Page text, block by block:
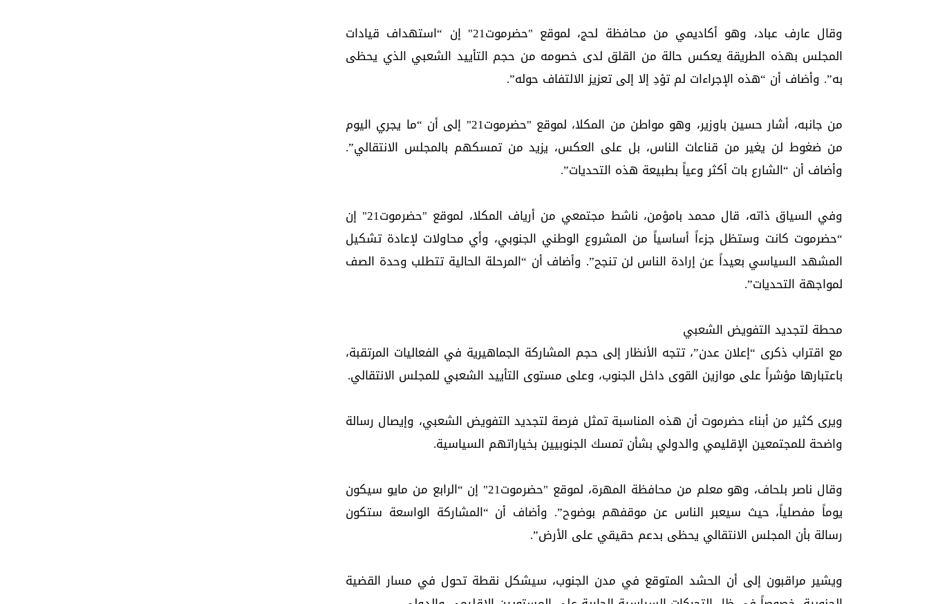
وقال عارف عباد، وهو أكاديمي من محافظة لحج، لموقع "حضرموت21" إن “استهداف قيادات
المجلس بهذه الطريقة يعكس حالة من القلق لدى خصومه من حجم التأييد الشعبي الذي يحظى
به”. وأضاف أن “هذه الإجراءات لم تؤدِ إلا إلى تعزيز الالتفاف حوله”.
من جانبه، أشار حسين باوزير، وهو مواطن من المكلا، لموقع "حضرموت21" إلى أن “ما يجري اليوم
من ضغوط لن يغير من قناعات الناس، بل على العكس، يزيد من تمسكهم بالمجلس الانتقالي”.
وأضاف أن “الشارع بات أكثر وعياً بطبيعة هذه التحديات”.
وفي السياق ذاته، قال محمد بامؤمن، ناشط مجتمعي من أرياف المكلا، لموقع "حضرموت21" إن
“حضرموت كانت وستظل جزءاً أساسياً من المشروع الوطني الجنوبي، وأي محاولات لإعادة تشكيل
المشهد السياسي بعيداً عن إرادة الناس لن تنجح”. وأضاف أن “المرحلة الحالية تتطلب وحدة الصف
لمواجهة التحديات”.
محطة لتجديد التفويض الشعبي
مع اقتراب ذكرى “إعلان عدن”، تتجه الأنظار إلى حجم المشاركة الجماهيرية في الفعاليات المرتقبة،
باعتبارها مؤشراً على موازين القوى داخل الجنوب، وعلى مستوى التأييد الشعبي للمجلس الانتقالي.
ويرى كثير من أبناء حضرموت أن هذه المناسبة تمثل فرصة لتجديد التفويض الشعبي، وإيصال رسالة
واضحة للمجتمعين الإقليمي والدولي بشأن تمسك الجنوبيين بخياراتهم السياسية.
وقال ناصر بلحاف، وهو معلم من محافظة المهرة، لموقع "حضرموت21" إن “الرابع من مايو سيكون
يوماً مفصلياً، حيث سيعبر الناس عن موقفهم بوضوح”. وأضاف أن “المشاركة الواسعة ستكون
رسالة بأن المجلس الانتقالي يحظى بدعم حقيقي على الأرض”.
ويشير مراقبون إلى أن الحشد المتوقع في مدن الجنوب، سيشكل نقطة تحول في مسار القضية